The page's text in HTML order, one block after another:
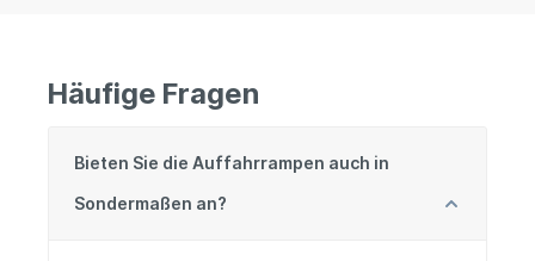
Häufige Fragen
Bieten Sie die Auffahrrampen auch in
Sondermaßen an?